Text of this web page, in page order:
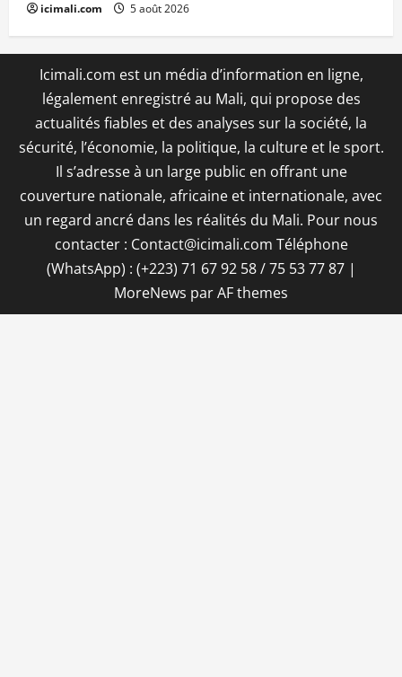
icimali.com 5 août 2026
Icimali.com est un média d’information en ligne,
légalement enregistré au Mali, qui propose des
actualités fiables et des analyses sur la société, la
sécurité, l’économie, la politique, la culture et le sport.
Il s’adresse à un large public en offrant une
couverture nationale, africaine et internationale, avec
un regard ancré dans les réalités du Mali. Pour nous
contacter : Contact@icimali.com Téléphone
(WhatsApp) : (+223) 71 67 92 58 / 75 53 77 87 |
MoreNews par AF themes